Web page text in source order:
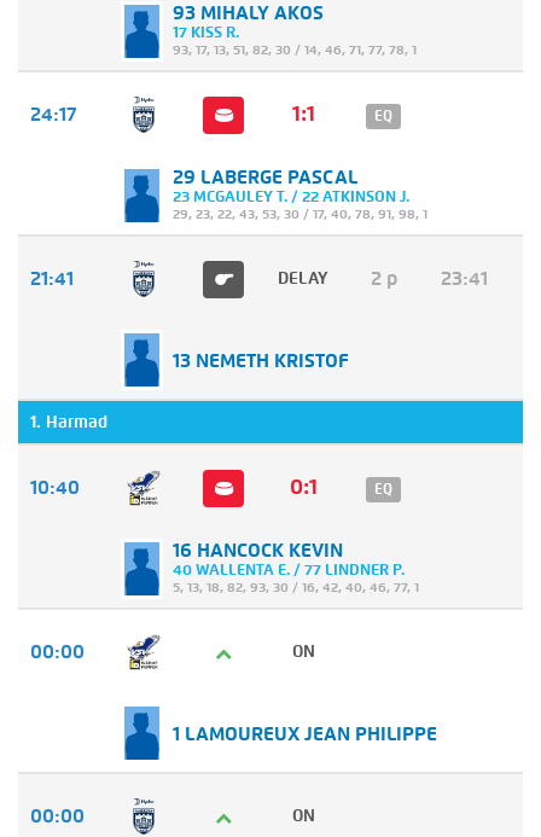
93 MIHALY AKOS
17 KISS R.
93, 17, 13, 51, 82, 30 / 14, 46, 71, 77, 78, 1
24:17 1:1 EQ
29 LABERGE PASCAL
23 MCGAULEY T. / 22 ATKINSON J.
29, 23, 22, 43, 53, 30 / 17, 40, 78, 91, 98, 1
21:41 DELAY 2 p 23:41
13 NEMETH KRISTOF
1. Harmad
10:40 0:1 EQ
16 HANCOCK KEVIN
40 WALLENTA E. / 77 LINDNER P.
5, 13, 18, 82, 93, 30 / 16, 42, 40, 46, 77, 1
00:00 ON
1 LAMOUREUX JEAN PHILIPPE
00:00 ON